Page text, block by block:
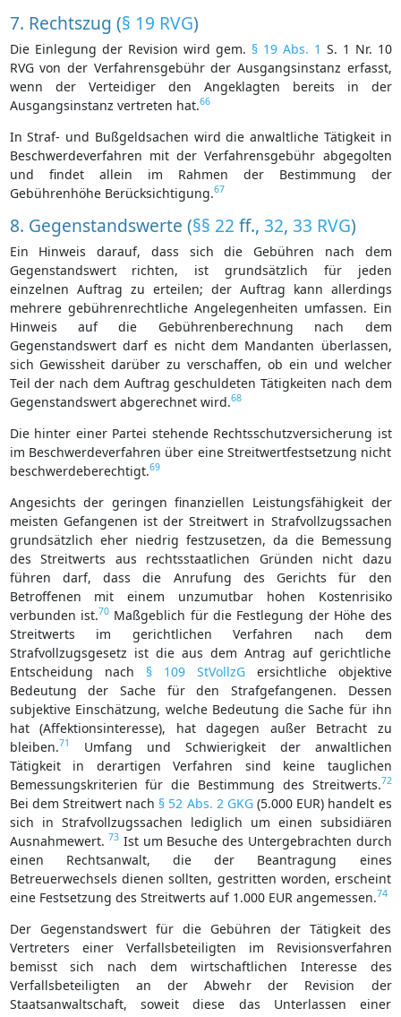
7. Rechtszug (§ 19 RVG)
Die Einlegung der Revision wird gem. § 19 Abs. 1 S. 1 Nr. 10
RVG von der Verfahrensgebühr der Ausgangsinstanz erfasst,
wenn der Verteidiger den Angeklagten bereits in der
Ausgangsinstanz vertreten hat.66
In Straf- und Bußgeldsachen wird die anwaltliche Tätigkeit in
Beschwerdeverfahren mit der Verfahrensgebühr abgegolten
und findet allein im Rahmen der Bestimmung der
Gebührenhöhe Berücksichtigung.67
8. Gegenstandswerte (§§ 22 ff., 32, 33 RVG)
Ein Hinweis darauf, dass sich die Gebühren nach dem
Gegenstandswert richten, ist grundsätzlich für jeden
einzelnen Auftrag zu erteilen; der Auftrag kann allerdings
mehrere gebührenrechtliche Angelegenheiten umfassen. Ein
Hinweis auf die Gebührenberechnung nach dem
Gegenstandswert darf es nicht dem Mandanten überlassen,
sich Gewissheit darüber zu verschaffen, ob ein und welcher
Teil der nach dem Auftrag geschuldeten Tätigkeiten nach dem
Gegenstandswert abgerechnet wird.68
Die hinter einer Partei stehende Rechtsschutzversicherung ist
im Beschwerdeverfahren über eine Streitwertfestsetzung nicht
beschwerdeberechtigt.69
Angesichts der geringen finanziellen Leistungsfähigkeit der
meisten Gefangenen ist der Streitwert in Strafvollzugssachen
grundsätzlich eher niedrig festzusetzen, da die Bemessung
des Streitwerts aus rechtsstaatlichen Gründen nicht dazu
führen darf, dass die Anrufung des Gerichts für den
Betroffenen mit einem unzumutbar hohen Kostenrisiko
verbunden ist.70Maßgeblich für die Festlegung der Höhe des
Streitwerts im gerichtlichen Verfahren nach dem
Strafvollzugsgesetz ist die aus dem Antrag auf gerichtliche
Entscheidung nach § 109 StVollzGersichtliche objektive
Bedeutung der Sache für den Strafgefangenen. Dessen
subjektive Einschätzung, welche Bedeutung die Sache für ihn
hat (Affektionsinteresse), hat dagegen außer Betracht zu
bleiben.71
Umfang und Schwierigkeit der anwaltlichen
Tätigkeit in derartigen Verfahren sind keine tauglichen
Bemessungskriterien für die Bestimmung des Streitwerts.72
Bei dem Streitwert nach § 52 Abs. 2 GKG(5.000 EUR) handelt es
sich in Strafvollzugssachen lediglich um einen subsidiären
Ausnahmewert. 73 Ist um Besuche des Untergebrachten durch
einen Rechtsanwalt, die der Beantragung eines
Betreuerwechsels dienen sollten, gestritten worden, erscheint
eine Festsetzung des Streitwerts auf 1.000 EUR angemessen.74
Der Gegenstandswert für die Gebühren der Tätigkeit des
Vertreters einer Verfallsbeteiligten im Revisionsverfahren
bemisst sich nach dem wirtschaftlichen Interesse des
Verfallsbeteiligten an der Abwehr der Revision der
Staatsanwaltschaft, soweit diese das Unterlassen einer